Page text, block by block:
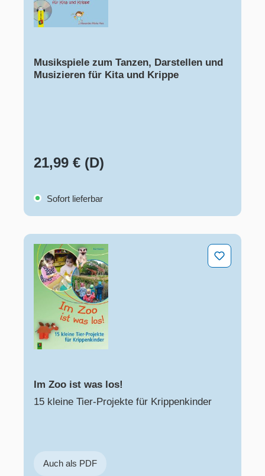
Musikspiele zum Tanzen, Darstellen und
Musizieren für Kita und Krippe
21,99 € (D)
Sofort lieferbar
Im Zoo ist was los!
Im Zoo ist was los!
15 kleine Tier-Projekte für Krippenkinder
Auch als PDF